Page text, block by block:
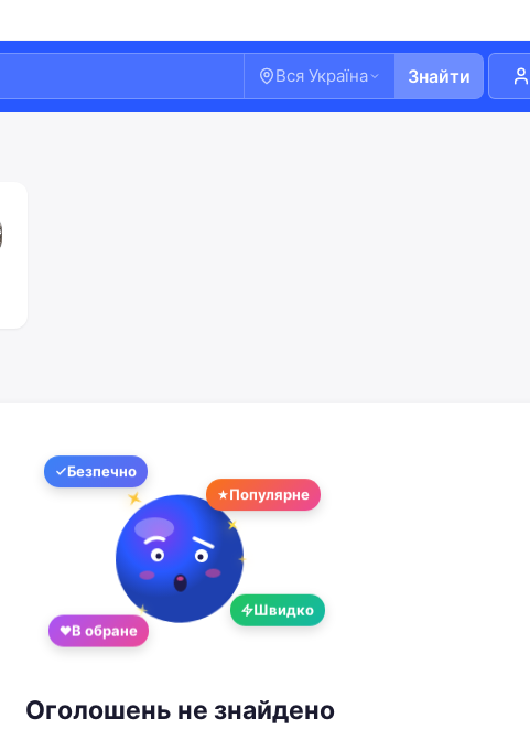
Вся Україна Знайти
Безпечно
Популярне
Швидко
В обране
Оголошень не знайдено
Ласкаво просимо!
Увійдіть або створіть акаунт
Google
або
Вхід Реєстрація